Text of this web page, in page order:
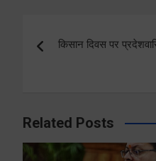
navigation
किसान दिवस पर
Related Posts